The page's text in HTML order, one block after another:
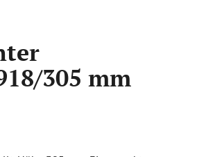
305 mm